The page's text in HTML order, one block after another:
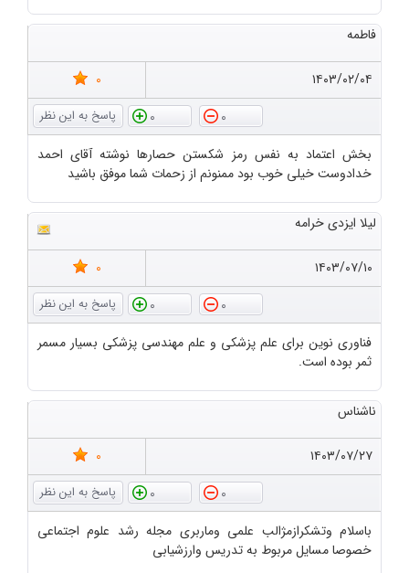
فاطمه
۱۴۰۳/۰۲/۰۴
0
0
0
بخش اعتماد به نفس رمز شکستن حصارها نوشته آقای احمد
خدادوست خیلی خوب بود ممنونم از زحمات شما موفق باشید
لیلا ایزدی خرامه
۱۴۰۳/۰۷/۱۰
0
0
0
فناوری نوین برای علم پزشکی و علم مهندسی پزشکی بسیار مسمر
ثمر بوده است.
ناشناس
۱۴۰۳/۰۷/۲۷
0
0
0
باسلام وتشکرازمژالب علمی وماربری مجله رشد علوم اجتماعی
خصوصا مسایل مربوط به تدریس وارزشیابی